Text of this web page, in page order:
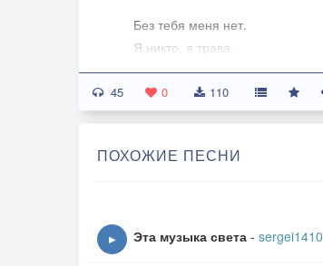
Без тебя меня нет.
Я никто, я трава.
Мой мир, лишь силуэт.
Что исчезает в словах.
45 0 110
ПОХОЖИЕ ПЕСНИ
▶ Эта музыка света - sergei1410